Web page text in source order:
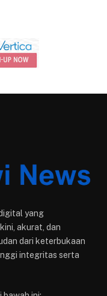
yang
akurat, dan
dari keterbukaan
integritas serta